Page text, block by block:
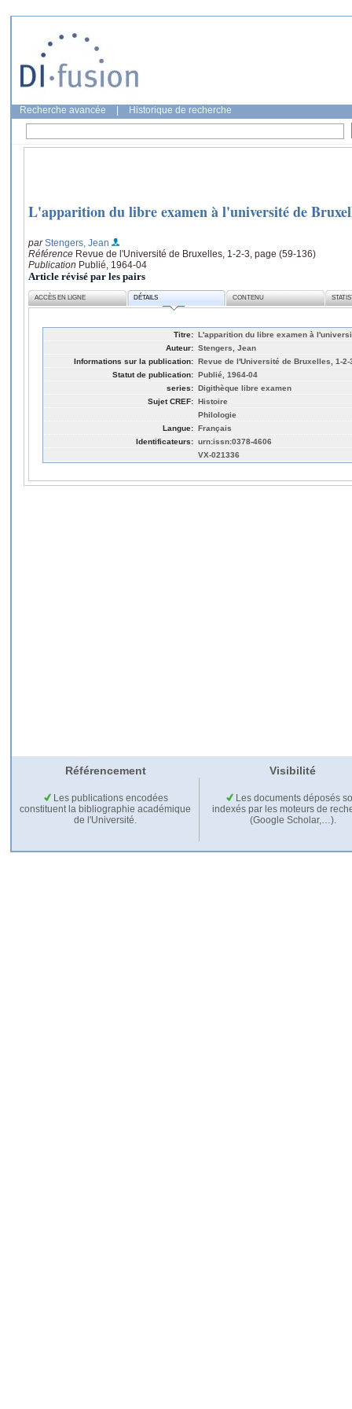
Recherche avancée Historique de recherche
L'apparition du libre examen à l'université de
parStengers, Jean
Référence Revue de l'Université de Bruxelles, 1-2-3, page (59-136)
Publication Publié, 1964-04
Article révisé par les pairs
ACCÈS EN LIGNE DÉTAILS CONTENU
Titre: L'apparition du libre examen à
Auteur: Stengers, Jean
Informations sur la publication: Revue de l'Université de Bruxelles, 1-2-
Statut de publication: Publié, 1964-04
series: Digithèque libre examen
Sujet CREF: Histoire
Philologie
Langue: Français
Identificateurs: urn:issn:0378-4606
VX-021336
Référencement Visibilité
Les publications encodées
constituent la bibliographie académique
de l'Université.
Les documents déposés
indexés par les moteurs de
(Google Scholar,…).